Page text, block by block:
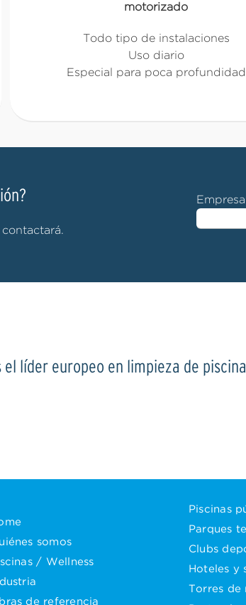
motorizado
Todo tipo de instalaciones
Uso diario
Especial para poca profundidad
el líder europeo en limpieza de
somos
/ Wellness
de referencia
Piscinas
Parques
Clubs
Hoteles y
Torres de